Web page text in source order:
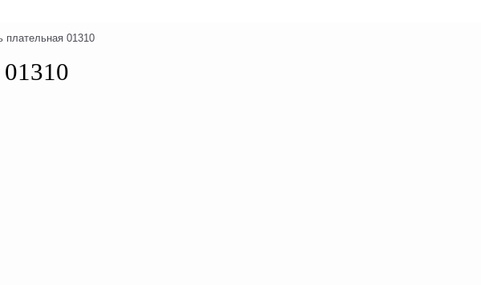
плательная 01310